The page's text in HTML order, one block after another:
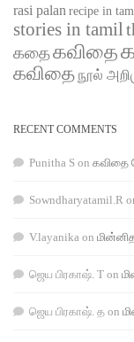
rasi palan recipe in
stories in tamil
கதைகவிதை
கவிதை நூல்
RECENT COMMENTS
Punitha S on கவிதை
Sowndharyatamil.R
V.layanika on
ஜெய பிரகாஷ். T on
ஜெய பிரகாஷ். த on